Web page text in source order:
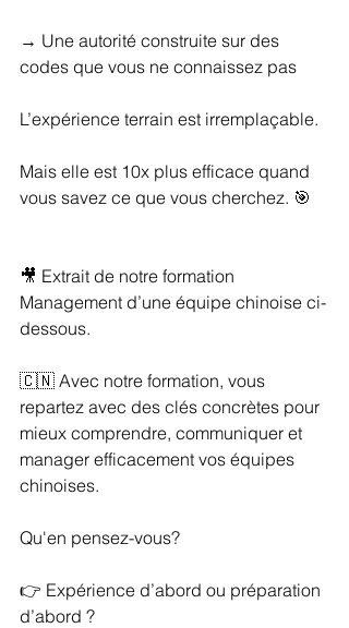
→ Une autorité construite sur des
codes que vous ne connaissez pas
L’expérience terrain est irremplaçable.
Mais elle est 10x plus efficace quand
vous savez ce que vous cherchez. 🎯
🎥 Extrait de notre formation
Management d’une équipe chinoise ci-
dessous.
🇨🇳 Avec notre formation, vous
repartez avec des clés concrètes pour
mieux comprendre, communiquer et
manager efficacement vos équipes
chinoises.
Qu'en pensez-vous?
👉 Expérience d’abord ou préparation
d’abord ?